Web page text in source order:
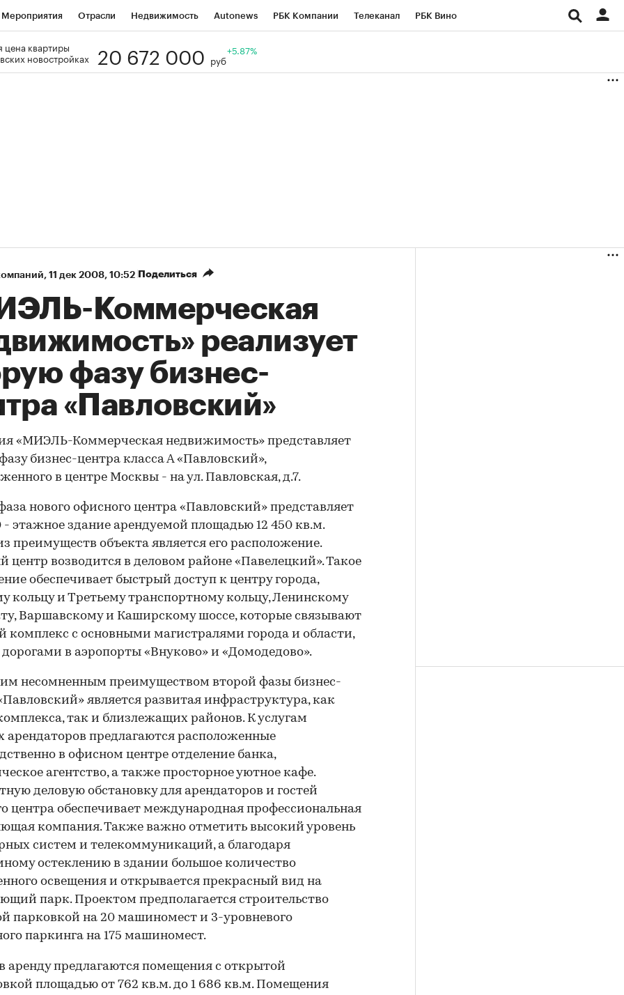
Мероприятия Отрасли Недвижимость Autonews РБК Компании Телеканал РБК Вино
Визионеры
цена квартиры
новостройках
20 672 000 руб
+5.87%
⁠, 11 дек 2008, 10:52 Поделиться
Коммерческая
реализует
фазу бизнес-
«Павловский»
«МИЭЛЬ-Коммерческая недвижимость» представляет
бизнес-центра класса А «Павловский»,
в центре Москвы - на ул. Павловская, д.7.
нового офисного центра «Павловский» представляет
- этажное здание арендуемой площадью 12 450 кв.м.
преимуществ объекта является его расположение.
центр возводится в деловом районе «Павелецкий». Такое
обеспечивает быстрый доступ к центру города,
кольцу и Третьему транспортному кольцу, Ленинскому
Варшавскому и Каширскому шоссе, которые связывают
комплекс с основными магистралями города и области,
в аэропорты «Внуково» и «Домодедово».
несомненным преимуществом второй фазы бизнес-
является развитая инфраструктура, как
так и близлежащих районов. К услугам
арендаторов предлагаются расположенные
в офисном центре отделение банка,
агентство, а также просторное уютное кафе.
деловую обстановку для арендаторов и гостей
центра обеспечивает международная профессиональная
компания. Также важно отметить высокий уровень
систем и телекоммуникаций, а благодаря
остеклению в здании большое количество
освещения и открывается прекрасный вид на
парк. Проектом предполагается строительство
парковкой на 20 машиномест и 3-уровневого
паркинга на 175 машиномест.
аренду предлагаются помещения с открытой
площадью от 762 кв.м. до 1 686 кв.м. Помещения